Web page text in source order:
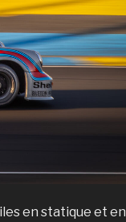
en statique et en